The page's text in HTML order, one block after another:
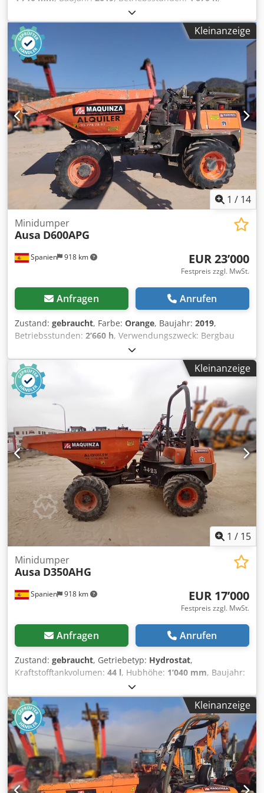
Verwendungszweck: Bergbau Leergewicht: 1.510 kg
Zuladung: 1.500 kg Crjdpjzb Nabjfx Adref zGG: 3.010 kg
Abmessungen (L x B x H): 318 x 148 x 261 cm Kleinanzeige
1 / 14
Spanien 918 km
Minidumper
Ausa D600APG
EUR 23’000
Festpreis zzgl. MwSt.
Anfragen Anrufen
Zustand: gebraucht, Farbe: Orange, Baujahr: 2019,
Betriebsstunden: 2’660 h, Verwendungszweck: Bergbau
Cjdpfozb I Uksx Adrerf Motormarke: Kubota
Kleinanzeige
1 / 15
Spanien 918 km
Minidumper
Ausa D350AHG
EUR 17’000
Festpreis zzgl. MwSt.
Anfragen Anrufen
Zustand: gebraucht, Getriebetyp: Hydrostat,
Kraftstofftankvolumen: 44 l, Hubhöhe: 1’040 mm, Baujahr:
3’420 h
Verwendungszweck: Bergbau Leergewicht: 2.780 kg
Zuladung: 3.500 kg Cedpfx Adoy Nctljrsrf zGG: 6.280 kg
Abmessungen (L x B x H): 412 x 186 x 296 cm Inhalt des
Laderaums: 2.737 l
Kleinanzeige